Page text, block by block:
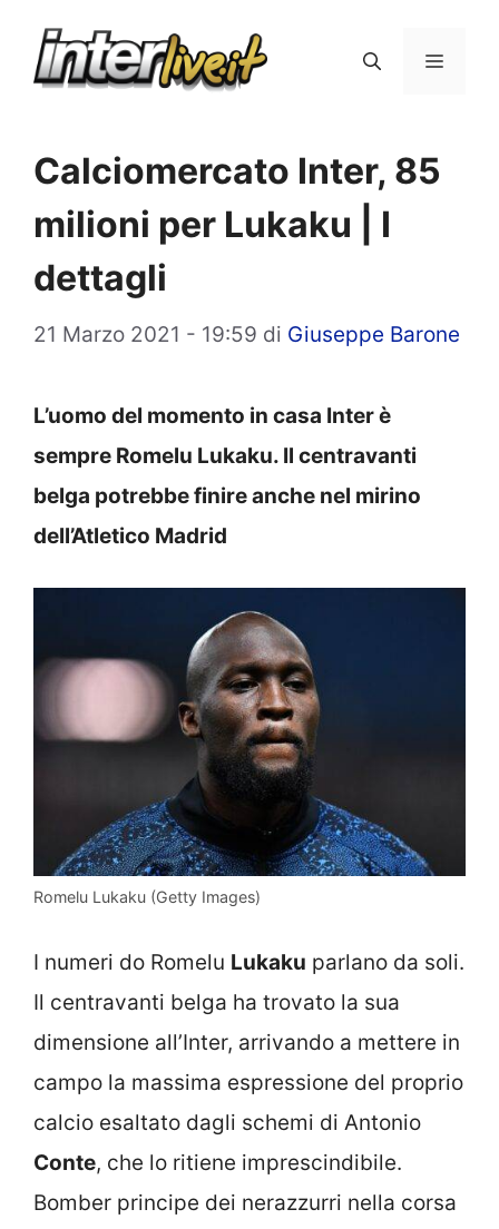
Menu
Calciomercato Inter, 85
milioni per Lukaku | I
dettagli
21 Marzo 2021 - 19:59 di Giuseppe Barone
L’uomo del momento in casa Inter è
sempre Romelu Lukaku. Il centravanti
belga potrebbe finire anche nel mirino
dell’Atletico Madrid
Romelu Lukaku (Getty Images)
I numeri do Romelu Lukaku parlano da soli.
Il centravanti belga ha trovato la sua
dimensione all’Inter, arrivando a mettere in
campo la massima espressione del proprio
calcio esaltato dagli schemi di Antonio
Conte, che lo ritiene imprescindibile.
Bomber principe dei nerazzurri nella corsa